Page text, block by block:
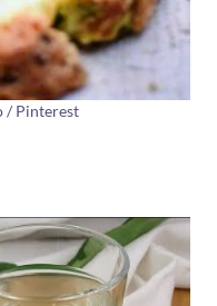
/ Pinterest